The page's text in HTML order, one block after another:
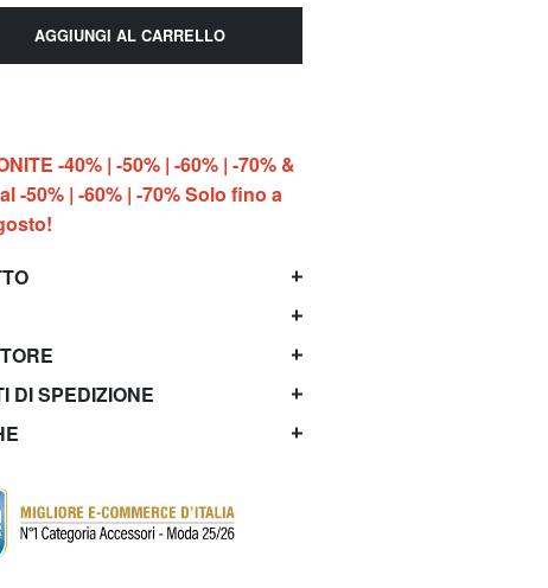
AGGIUNGI AL CARRELLO
-40% | -50% | -60% | -70% &
-50% | -60% | -70% Solo fino a
DI SPEDIZIONE